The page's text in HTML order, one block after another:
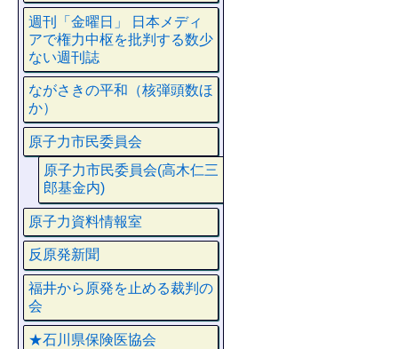
週刊「金曜日」 日本メディ
アで権力中枢を批判する数少
ない週刊誌
ながさきの平和（核弾頭数ほ
か）
原子力市民委員会
原子力市民委員会(高木仁三
郎基金内)
原子力資料情報室
反原発新聞
福井から原発を止める裁判の
会
★石川県保険医協会